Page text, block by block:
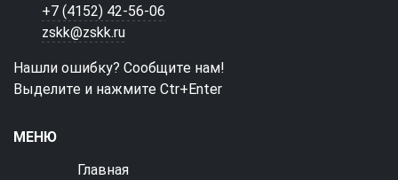
+7 (4152) 42-56-06
zskk@zskk.ru
Нашли ошибку? Сообщите нам!
Выделите и нажмите Ctr+Enter
МЕНЮ
Главная